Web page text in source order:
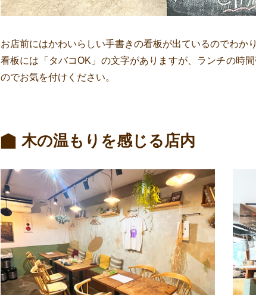
お店前にはかわいらしい手書きの看板が出ているのでわか
看板には「タバコOK」の文字がありますが、ランチの時
のでお気を付けください。
木の温もりを感じる店内